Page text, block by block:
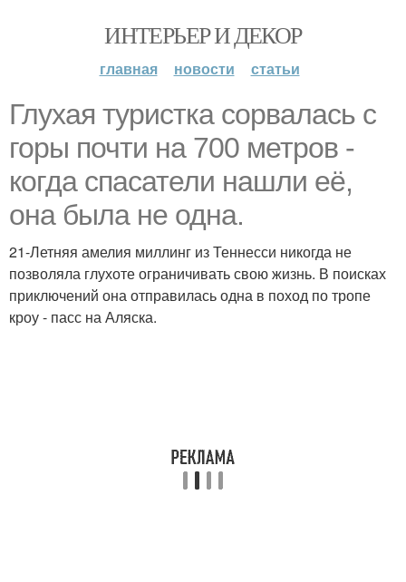
ИНТЕРЬЕР И ДЕКОР
главная новости статьи
Глухая туристка сорвалась с
горы почти на 700 метров -
когда спасатели нашли её,
она была не одна.
21-Летняя амелия миллинг из Теннесси никогда не
позволяла глухоте ограничивать свою жизнь. В поисках
приключений она отправилась одна в поход по тропе
кроу - пасс на Аляска.